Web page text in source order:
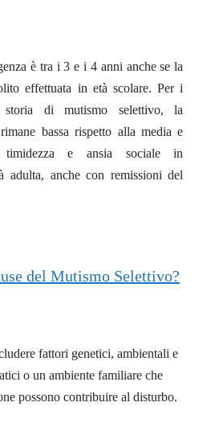
è tra i 3 e i 4 anni anche se la
effettuata in età scolare. Per i
di mutismo selettivo, la
bassa rispetto alla media e
timidezza e ansia sociale in
adulta, anche con remissioni del
del Mutismo Selettivo?
fattori genetici, ambientali e
o un ambiente familiare che
possono contribuire al disturbo.